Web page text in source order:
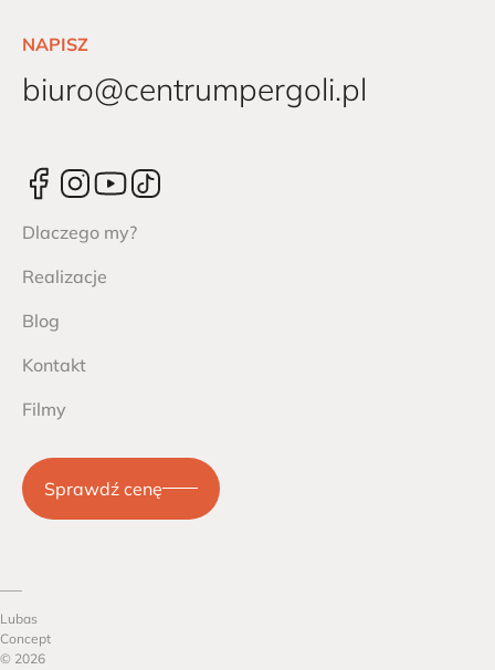
NAPISZ
biuro@centrumpergoli.pl
Dlaczego my?
Realizacje
Blog
Kontakt
Filmy
Sprawdź cenę
Lubas
Concept
© 2026